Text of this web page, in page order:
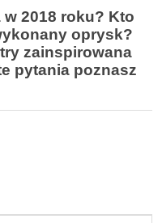
2018 roku? Kto
oprysk?
zainspirowana
pytania poznasz